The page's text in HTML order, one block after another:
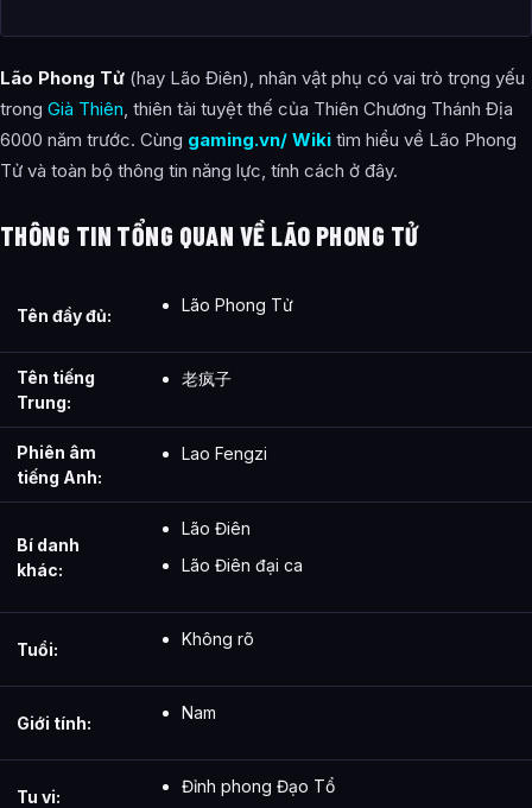
Lão Phong Tử (hay Lão Điên), nhân vật phụ có vai trò trọng yếu
trong Già Thiên , thiên tài tuyệt thế của Thiên Chương Thánh Địa
6000 năm trước. Cùng gaming.vn/ Wiki tìm hiểu về Lão Phong
Tử và toàn bộ thông tin năng lực, tính cách ở đây.
THÔNG TIN TỔNG QUAN VỀ LÃO PHONG TỬ
Tên đầy đủ:
Lão Phong Tử
Tên tiếng
Trung:
老疯子
Phiên âm
tiếng Anh:
Lao Fengzi
Bí danh
khác:
Lão Điên
Lão Điên đại ca
Tuổi:
Không rõ
Giới tính:
Nam
Tu vi:
Đỉnh phong Đạo Tổ